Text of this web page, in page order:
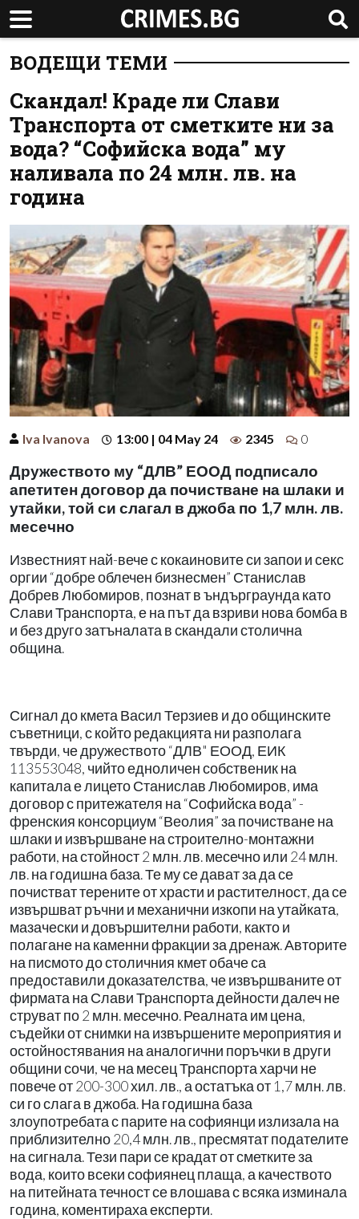
ВОДЕЩИ ТЕМИ
Скандал! Краде ли Слави
Транспорта от сметките ни за
вода? “Софийска вода” му
наливала по 24 млн. лв. на
година
Iva Ivanova 13:00 | 04 May 24 2345 0
Дружеството му “ДЛВ” ЕООД подписало
апетитен договор да почистване на шлаки и
утайки, той си слагал в джоба по 1,7 млн. лв.
месечно
Известният най-вече с кокаиновите си запои и секс
оргии “добре облечен бизнесмен” Станислав
Добрев Любомиров, познат в ъндърграунда като
Слави Транспорта, е на път да взриви нова бомба в
и без друго затъналата в скандали столична
община.
Сигнал до кмета Васил Терзиев и до общинските
съветници, с който редакцията ни разполага
твърди, че дружеството “ДЛВ" ЕООД, ЕИК
113553048, чийто едноличен собственик на
капитала е лицето Станислав Любомиров, има
договор с притежателя на “Софийска вода” -
френския консорциум “Веолия” за почистване на
шлаки и извършване на строително-монтажни
работи, на стойност 2 млн. лв. месечно или 24 млн.
лв. на годишна база. Те му се дават за да се
почистват терените от храсти и растителност, да се
извършват ръчни и механични изкопи на утайката,
мазачески и довършителни работи, както и
полагане на каменни фракции за дренаж. Авторите
на писмото до столичния кмет обаче са
предоставили доказателства, че извършваните от
фирмата на Слави Транспорта дейности далеч не
струват по 2 млн. месечно. Реалната им цена,
съдейки от снимки на извършените мероприятия и
остойностявания на аналогични поръчки в други
общини сочи, че на месец Транспорта харчи не
повече от 200-300 хил. лв., а остатъка от 1,7 млн. лв.
си го слага в джоба. На годишна база
злоупотребата с парите на софиянци излизала на
приблизително 20,4 млн. лв., пресмятат подателите
на сигнала. Тези пари се крадат от сметките за
вода, които всеки софиянец плаща, а качеството
на питейната течност се влошава с всяка изминала
година, коментираха експерти.